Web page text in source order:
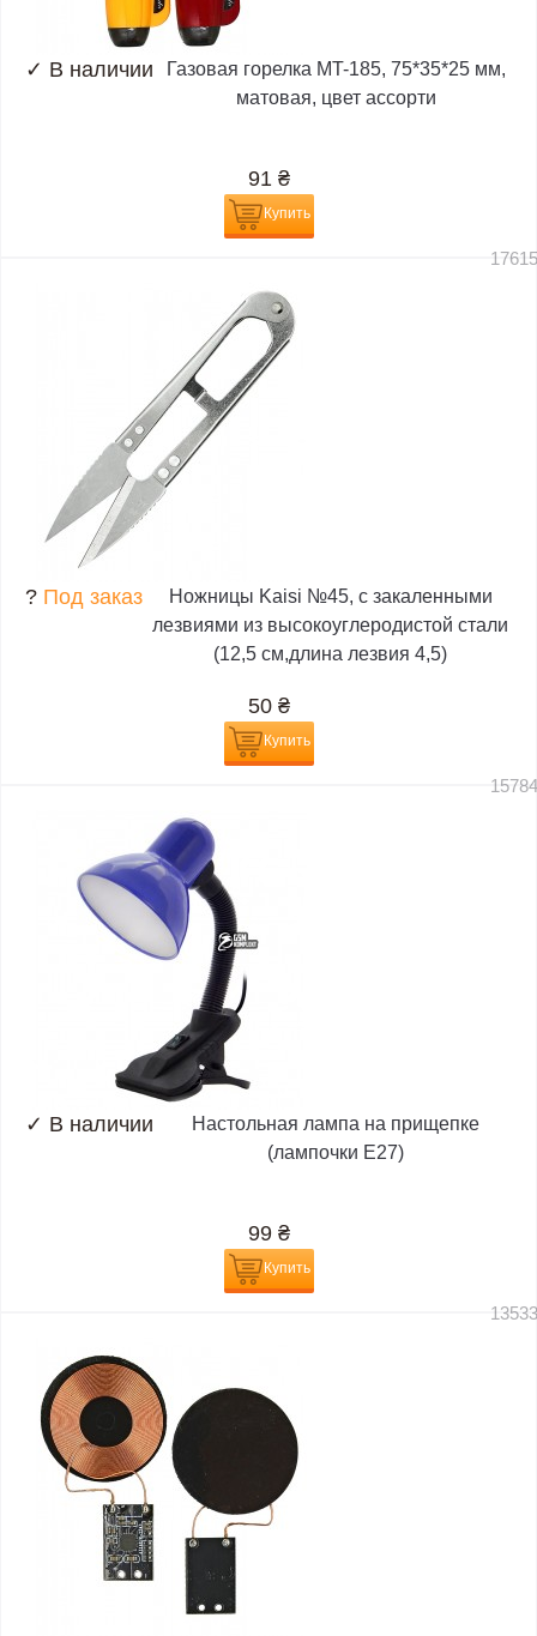
✓ В наличии
Газовая горелка MT-185, 75*35*25 мм,
матовая, цвет ассорти
91 ₴
Купить
? Под заказ
Ножницы Kaisi №45, с закаленными
лезвиями из высокоуглеродистой стали
(12,5 см,длина лезвия 4,5)
50 ₴
Купить
✓ В наличии
Настольная лампа на прищепке
(лампочки E27)
99 ₴
Купить